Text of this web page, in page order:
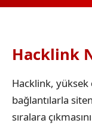
Hacklink
Hacklink,
bağlantılarla
sıralara